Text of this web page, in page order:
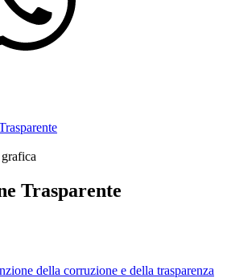
Trasparente
della corruzione e della trasparenza